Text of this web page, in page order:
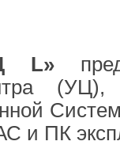
L»
(УЦ),
и ПК